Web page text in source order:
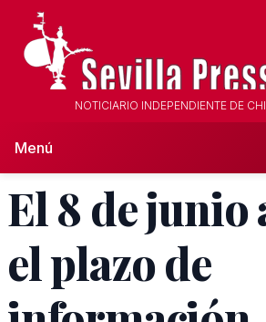
NOTICIARIO INDEPENDIENTE DE
Menú
El 8 de junio
el plazo de